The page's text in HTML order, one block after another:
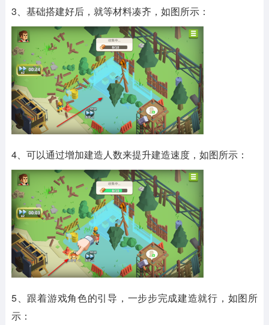
3、基础搭建好后，就等材料凑齐，如图所示：
4、可以通过增加建造人数来提升建造速度，如图所示：
5、跟着游戏角色的引导，一步步完成建造就行，如图所
示：